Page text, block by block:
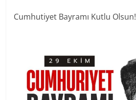
Cumhutiyet Bayramı Kutlu Olsun!